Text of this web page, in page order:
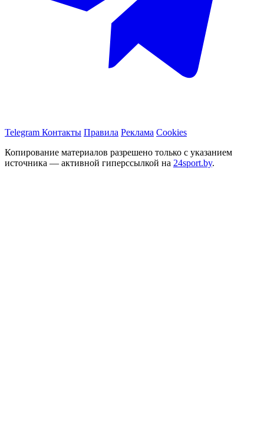
Telegram Контакты Правила Реклама Cookies
Копирование материалов разрешено только с указанием
источника — активной гиперссылкой на 24sport.by.